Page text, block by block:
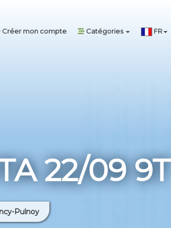
Créer mon compte Catégories FR
22/09 9T
Pulnoy